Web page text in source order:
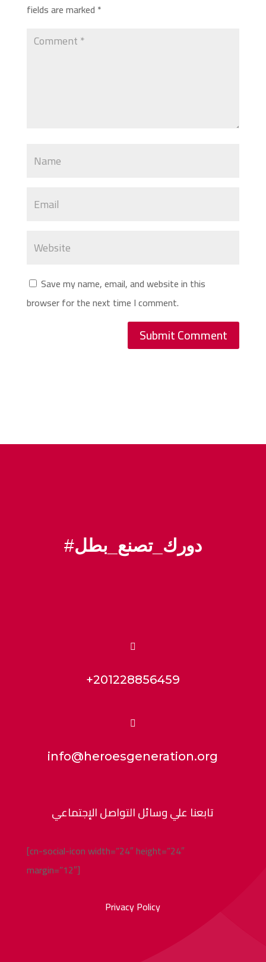
fields are marked *
Save my name, email, and website in this
browser for the next time I comment.
Submit Comment
#دورك_تصنع_بطل

+201228856459

info@heroesgeneration.org
تابعنا علي وسائل التواصل الإجتماعي
[cn-social-icon width=”24″ height=”24″
margin=”12″]
Privacy Policy